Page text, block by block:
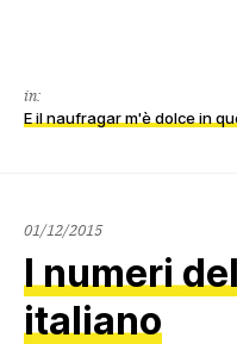
in:
E il naufragar m'è dolce in
01/12/201502/12/2015
I numeri
italiano